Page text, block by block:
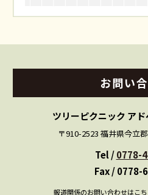
お問い
ツリーピクニック ア
〒910-2523 福井県今立
Tel /0778-
Fax / 0778-
報道関係のお問い合わせはこ